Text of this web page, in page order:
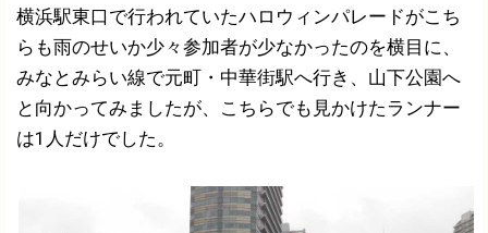
横浜駅東口で行われていたハロウィンパレードがこち
らも雨のせいか少々参加者が少なかったのを横目に、
みなとみらい線で元町・中華街駅へ行き、山下公園へ
と向かってみましたが、こちらでも見かけたランナー
は1人だけでした。